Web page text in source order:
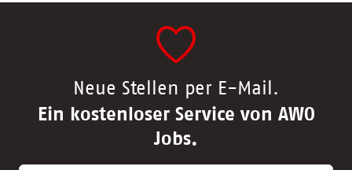
Neue Stellen per E-Mail.
Ein kostenloser Service von AWO
Jobs.